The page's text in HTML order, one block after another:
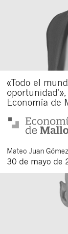
«Todo el
Economía de
Mateo Juan Gómez
30 de mayo de